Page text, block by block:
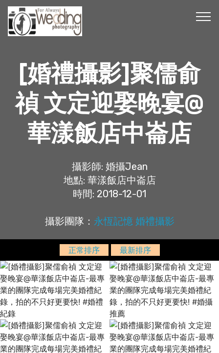
[婚禮攝影]聚儒俞
禎 文定迎娶晚宴@
華漾飯店中崙店
攝影師: 婚攝Jean
地點: 華漾飯店中崙店
時間: 2018-12-01
攝影團隊： 永恆記憶 婚禮攝影
正常排序 最新排序